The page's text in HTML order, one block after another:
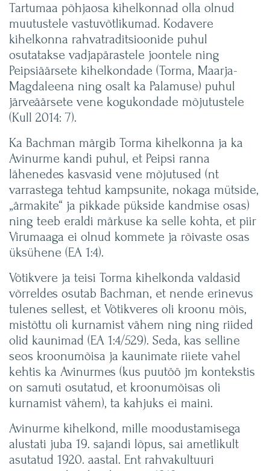
Tartumaa põhjaosa kihelkonnad olla olnud
muutustele vastuvõtlikumad. Kodavere
kihelkonna rahvatraditsioonide puhul
osutatakse vadjapärastele joontele ning
Peipsiäärsete kihelkondade (Torma, Maarja-
Magdaleena ning osalt ka Palamuse) puhul
järveäärsete vene kogukondade mõjutustele
(Kull 2014: 7).
Ka Bachman märgib Torma kihelkonna ja ka
Avinurme kandi puhul, et Peipsi ranna
lähenedes kasvasid vene mõjutused (nt
varrastega tehtud kampsunite, nokaga mütside,
„ärmakite“ ja pikkade pükside kandmise osas)
ning teeb eraldi märkuse ka selle kohta, et piir
Virumaaga ei olnud kommete ja rõivaste osas
üksühene (EA 1:4).
Võtikvere ja teisi Torma kihelkonda valdasid
võrreldes osutab Bachman, et nende erinevus
tulenes sellest, et Võtikveres oli kroonu mõis,
mistõttu oli kurnamist vähem ning ning riided
olid kaunimad (EA 1:4/529). Seda, kas selline
seos kroonumõisa ja kaunimate riiete vahel
kehtis ka Avinurmes (kus puutöö jm kontekstis
on samuti osutatud, et kroonumõisas oli
kurnamist vähem), ta kahjuks ei maini.
Avinurme kihelkond, mille moodustamisega
alustati juba 19. sajandi lõpus, sai ametlikult
asutatud 1920. aastal. Ent rahvakultuuri